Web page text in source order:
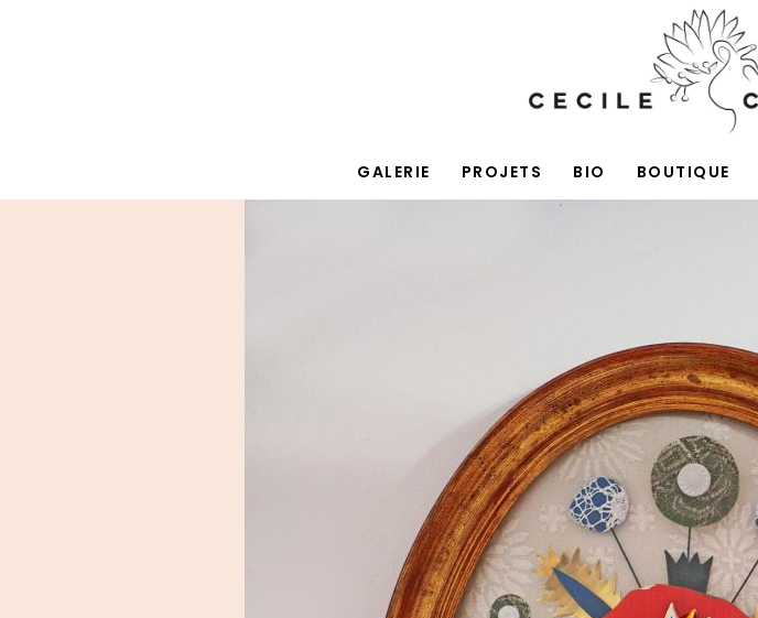
GALERIE PROJETS BIO BOUTIQUE